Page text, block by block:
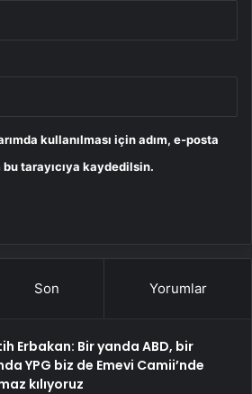
kullanılması için adım, e-posta
tarayıcıya kaydedilsin.
Son Yorumlar
Erbakan: Bir yanda ABD, bir
YPG biz de Emevi Camii’nde
kılıyoruz